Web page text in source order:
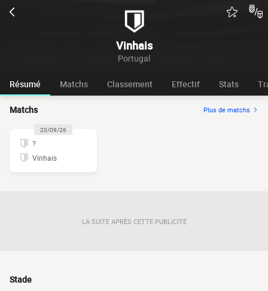
Vinhais
Portugal
Résumé Matchs Classement Effectif Stats
Matchs Plus de matchs
20/09/26
?
Vinhais
LA SUITE APRÈS CETTE PUBLICITÉ
Stade